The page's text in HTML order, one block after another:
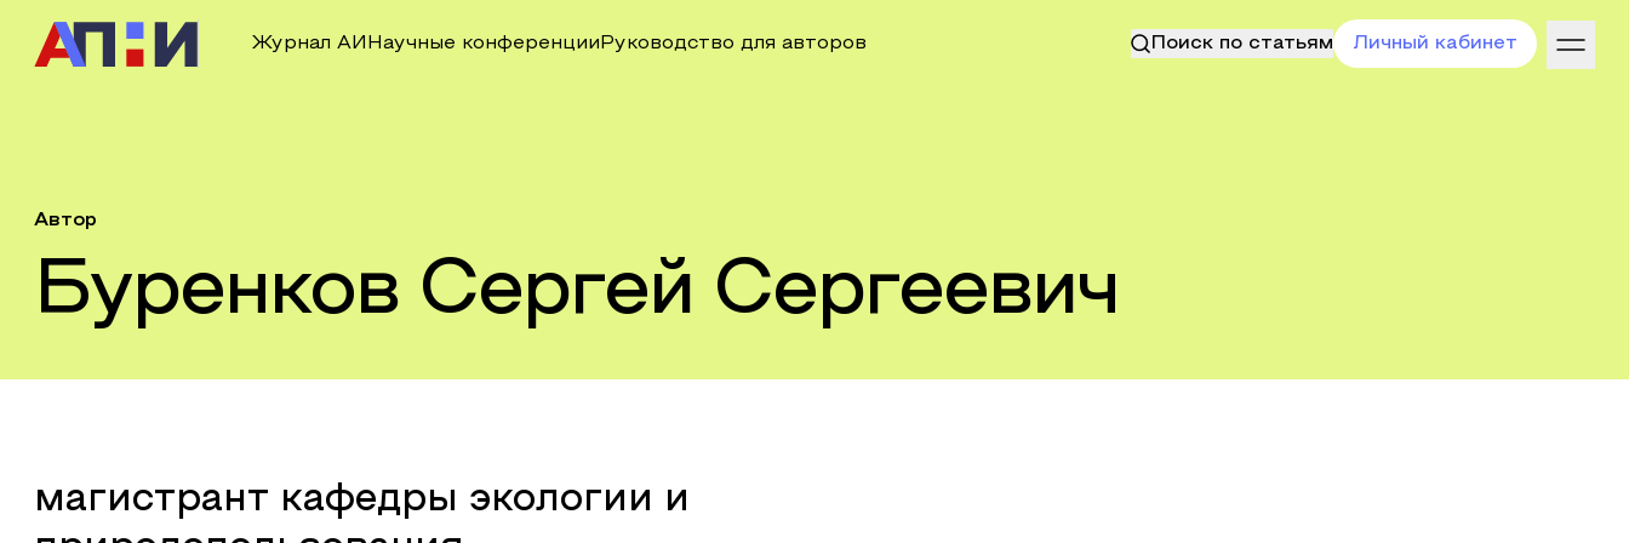
Журнал АИ Научные конференции Руководство для авторов Поиск по статьям Личный кабинет
Автор
Буренков Сергей Сергеевич
магистрант кафедры экологии и